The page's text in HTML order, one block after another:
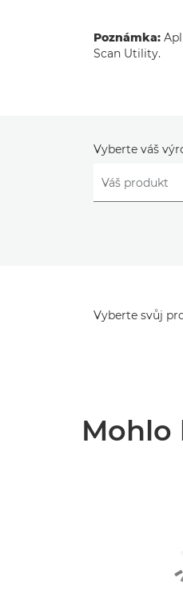
Poznámka:
Scan Utility.
Vyberte váš
Vyberte svůj
Mohlo